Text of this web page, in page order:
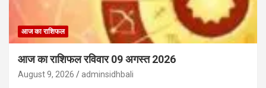
आज का राशिफल
आज का राशिफल रविवार 09 अगस्त 2026
August 9, 2026 adminsidhbali